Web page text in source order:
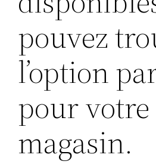
pouvez
l’option
pour votre
magasin.